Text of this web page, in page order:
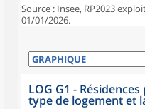
Source : Insee, RP2023
01/01/2026.
LOG G1 -
type de logement et